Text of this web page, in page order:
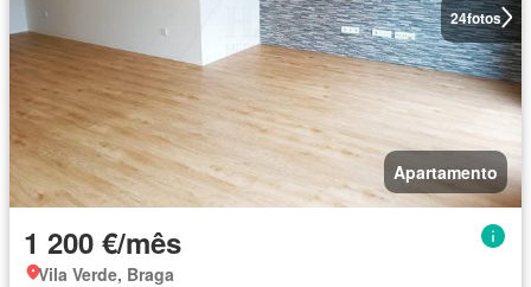
24fotos
Apartamento
1 200 €/mês
Vila Verde, Braga